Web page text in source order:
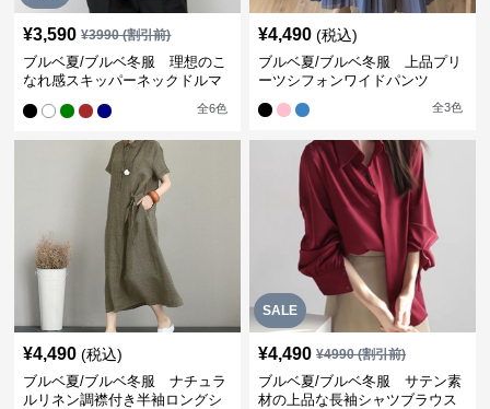
¥3,590 ¥3990(割引前)
ブルベ夏/ブルベ冬服 理想のこ
なれ感スキッパーネックドルマ
全6色
¥4,490 (税込)
ブルベ夏/ブルベ冬服 上品プリ
ーツシフォンワイドパンツ
全3色
¥4,490 (税込)
ブルベ夏/ブルベ冬服 ナチュラ
ルリネン調襟付き半袖ロングシ
SALE
¥4,490 ¥4990(割引前)
ブルベ夏/ブルベ冬服 サテン素
材の上品な長袖シャツブラウス